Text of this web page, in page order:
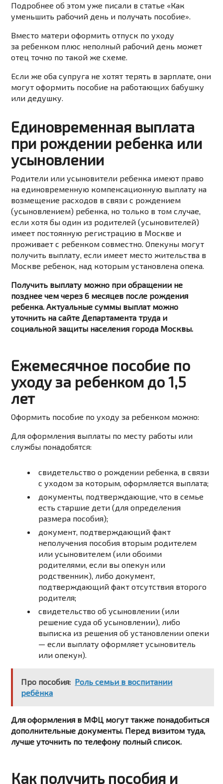
Подробнее об этом уже писали в статье «Как
уменьшить рабочий день и получать пособие».
Вместо матери оформить отпуск по уходу
за ребенком плюс неполный рабочий день может
отец точно потакой же схеме.
Если же оба супруга не хотят терять в зарплате, они
могут оформить пособие на работающих бабушку
или дедушку.
Единовременная выплата
при рождении ребенка или
усыновлении
Родители или усыновители ребенка имеют право
на единовременную компенсационную выплату на
возмещение расходов в связи с рождением
(усыновлением) ребенка, но только в том случае,
если хотя бы один из родителей (усыновителей)
имеет постоянную регистрацию в Москве и
проживает с ребенком совместно. Опекуны могут
получить выплату, если имеет место жительства в
Москве ребенок, над которым установлена опека.
Получить выплату можно при обращении не
позднее чем через 6 месяцев после рождения
ребенка. Актуальные суммы выплат можно
уточнить на сайте Департамента труда и
социальной защиты населения города Москвы.
Ежемесячное пособие по
уходу за ребенком до 1,5
лет
Оформить пособие по уходу за ребенком можно:
Для оформления выплаты по месту работы или
службы понадобятся:
свидетельствоо рождении ребенка, всвязи
суходомза которым,оформляется выплата;
документы, подтверждающие,что всемье
естьстаршие дети(дляопределения
размера пособия);
документ, подтверждающийфакт
неполучения пособия вторым родителем
илиусыновителем(илиобоими
родителями,если выопекун или
родственник), либо документ,
подтверждающийфактотсутствия второго
родителя;
свидетельствообусыновлении(или
решениесудаобусыновлении), либо
выписка из решенияобустановленииопеки
—если выплатуоформляетусыновитель
илиопекун).
Про пособия: Роль семьи в воспитании
ребёнка
Для оформления в МФЦ могут также понадобиться
дополнительные документы. Перед визитом туда,
лучше уточнить по телефону полный список.
Как получить пособия и